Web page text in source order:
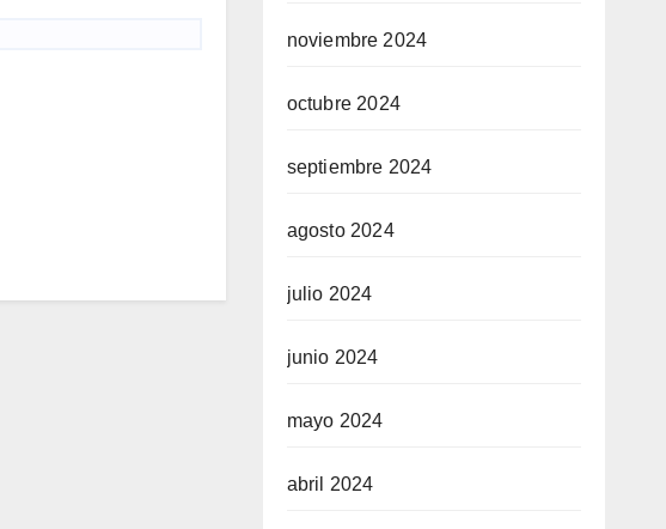
noviembre 2024
octubre 2024
septiembre 2024
agosto 2024
julio 2024
junio 2024
mayo 2024
abril 2024